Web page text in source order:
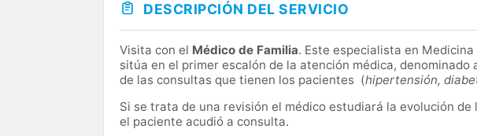
DESCRIPCIÓN DEL SERVICIO
Visita con el Médico de Familia. Este especialista en
sitúa en el primer escalón de la atención médica, denominado
de las consultas que tienen los pacientes (hipertensión,
Si se trata de una revisión el médico estudiará la evolución
el paciente acudió a consulta.